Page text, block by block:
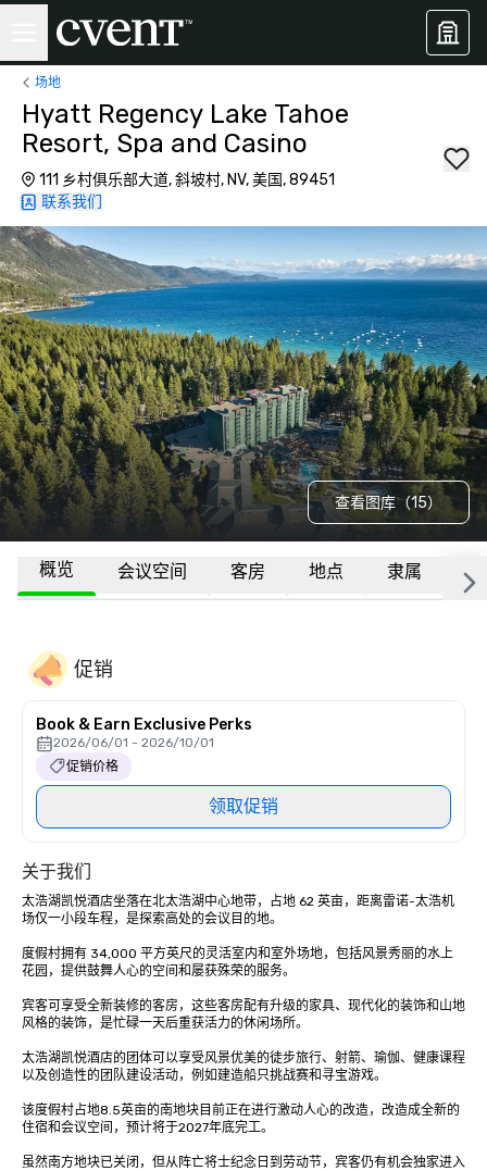
场地
Hyatt Regency Lake Tahoe
Resort, Spa and Casino
111 乡村俱乐部大道, 斜坡村, NV, 美国, 89451
联系我们
查看图库（15）
概览 会议空间 客房 地点 隶属 更
促销
Book & Earn Exclusive Perks
2026/06/01 - 2026/10/01
促销价格
领取促销
关于我们
太浩湖凯悦酒店坐落在北太浩湖中心地带，占地 62 英亩，距离雷诺-太浩机
场仅一小段车程，是探索高处的会议目的地。
度假村拥有 34,000 平方英尺的灵活室内和室外场地，包括风景秀丽的水上
花园，提供鼓舞人心的空间和屡获殊荣的服务。
宾客可享受全新装修的客房，这些客房配有升级的家具、现代化的装饰和山地
风格的装饰，是忙碌一天后重获活力的休闲场所。
太浩湖凯悦酒店的团体可以享受风景优美的徒步旅行、射箭、瑜伽、健康课程
以及创造性的团队建设活动，例如建造船只挑战赛和寻宝游戏。
该度假村占地8.5英亩的南地块目前正在进行激动人心的改造，改造成全新的
住宿和会议空间，预计将于2027年底完工。
虽然南方地块已关闭，但从阵亡将士纪念日到劳动节，宾客仍有机会独家进入